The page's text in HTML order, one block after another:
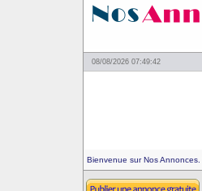
08/08/2026 07:49:42
Bienvenue sur Nos Annonces.